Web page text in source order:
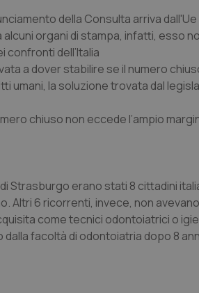
della Consulta arriva
organi di stampa, infatti, esso
confronti dell’Italia
a dover stabilire se il numero
umani, la soluzione trovata dal
chiuso non eccede l’ampio
erano stati 8 cittadini
Altri 6 ricorrenti, invece, non
come tecnici odontoiatrici o
facoltà di odontoiatria dopo 8